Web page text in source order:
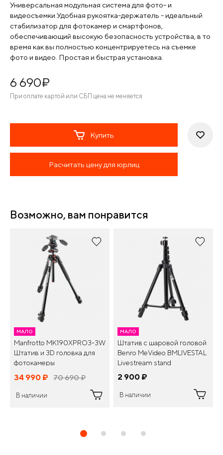
Универсальная модульная система для фото- и
видеосъемки.Удобная рукоятка-держатель - идеальный
стабилизатор для фотокамер и смартфонов,
обеспечивающий высокую безопасность устройства, в то
время как вы полностью концентрируетесь на съемке
фото и видео. Простая и быстрая установка.
6 690¤
При оплате картой или СБП цена не меняется
Купить
Расчитать цену для юрлиц
Возможно, вам понравится
МАЛО
Manfrotto MK190XPRO3-3W
Штатив и 3D головка для
фотокамеры
34 990 ¤ 70 690¤
В наличии
МАЛО
Штатив с шаровой головой
Benro MeVideo BMLIVESTAL
Livestream stand
2 900 ¤
В наличии